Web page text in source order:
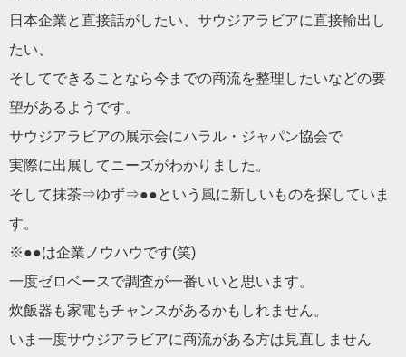
日本企業と直接話がしたい、サウジアラビアに直接輸出し
たい、
そしてできることなら今までの商流を整理したいなどの要
望がある ようです。
サウジアラビアの展示会にハラル・ジャパン協会で
実際に出展してニーズがわかりました。
そして抹茶⇒ゆず⇒●●という風に新しいものを探していま
す。
※●●は企業ノウハウです(笑)
一度ゼロベースで調査が一番いいと思います。
炊飯器も家電もチャンスがあるかもしれません。
いま一度サウジアラビアに商流がある方は見直しません